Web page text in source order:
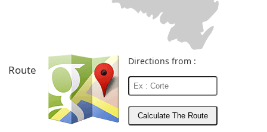
Route
Directions from :